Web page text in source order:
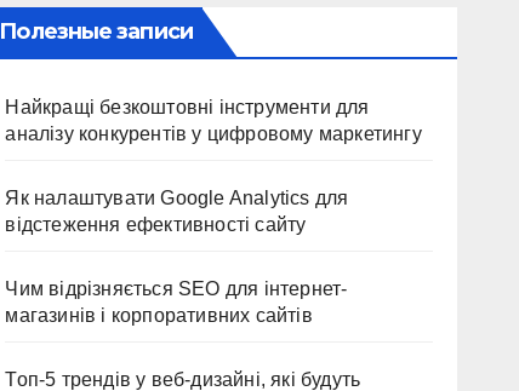
Полезные записи
Найкращі безкоштовні інструменти для
аналізу конкурентів у цифровому маркетингу
Як налаштувати Google Analytics для
відстеження ефективності сайту
Чим відрізняється SEO для інтернет-
магазинів і корпоративних сайтів
Топ-5 трендів у веб-дизайні, які будуть